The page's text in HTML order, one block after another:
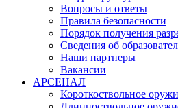
Вопросы и ответы
Правила безопасности
Порядок получения
Сведения об
Наши партнеры
Вакансии
АРСЕНАЛ
Короткоствольное